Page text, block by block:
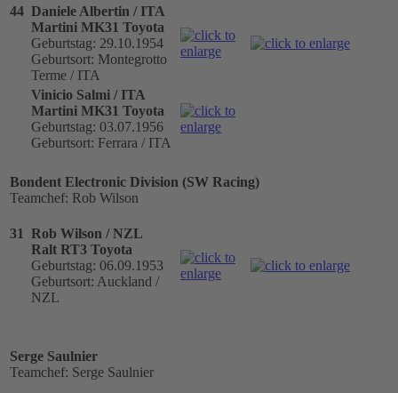
44 Daniele Albertin / ITA
Martini MK31 Toyota
Geburtstag: 29.10.1954
Geburtsort: Montegrotto
Terme / ITA
Vinicio Salmi / ITA
Martini MK31 Toyota
Geburtstag: 03.07.1956
Geburtsort: Ferrara / ITA
Bondent Electronic Division (SW Racing)
Teamchef: Rob Wilson
31 Rob Wilson / NZL
Ralt RT3 Toyota
Geburtstag: 06.09.1953
Geburtsort: Auckland /
NZL
Serge Saulnier
Teamchef: Serge Saulnier